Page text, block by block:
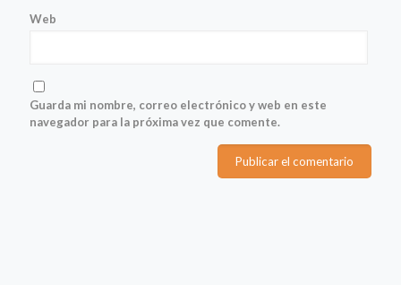
Web
Guarda mi nombre, correo electrónico y web en este
navegador para la próxima vez que comente.